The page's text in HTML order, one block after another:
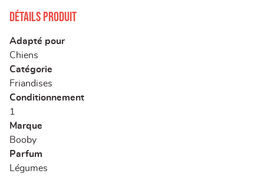
Détails produit
Adapté pour
Chiens
Catégorie
Friandises
Conditionnement
1
Marque
Booby
Parfum
Légumes